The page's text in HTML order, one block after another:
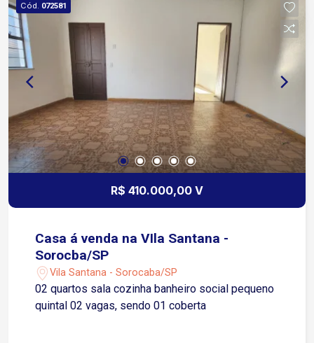
Cód. 072581
R$ 410.000,00 V
Casa á venda na VIla Santana -
Sorocba/SP
Vila Santana - Sorocaba/SP
02 quartos sala cozinha banheiro social pequeno
quintal 02 vagas, sendo 01 coberta